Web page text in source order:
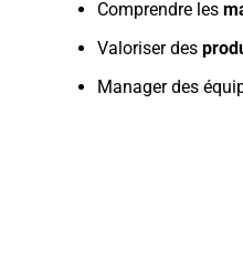
Comprendre les
Valoriser des
Manager des